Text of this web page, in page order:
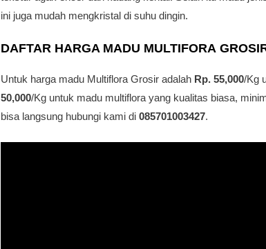
ini juga mudah mengkristal di suhu dingin.
DAFTAR HARGA MADU MULTIFORA
Untuk harga madu Multiflora Grosir adalah Rp. 55,000/Kg
50,000/Kg untuk madu multiflora yang kualitas biasa,
bisa langsung hubungi kami di085701003427.